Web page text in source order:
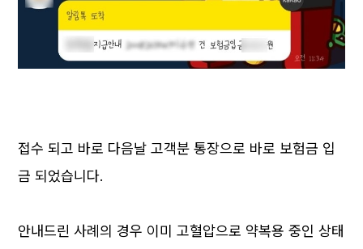
접수 되고 바로 다음날 고객분 통장으로 바로 보험금 입
금 되었습니다.
안내드린 사례의 경우 이미 고혈압으로 약복용 중인 상태